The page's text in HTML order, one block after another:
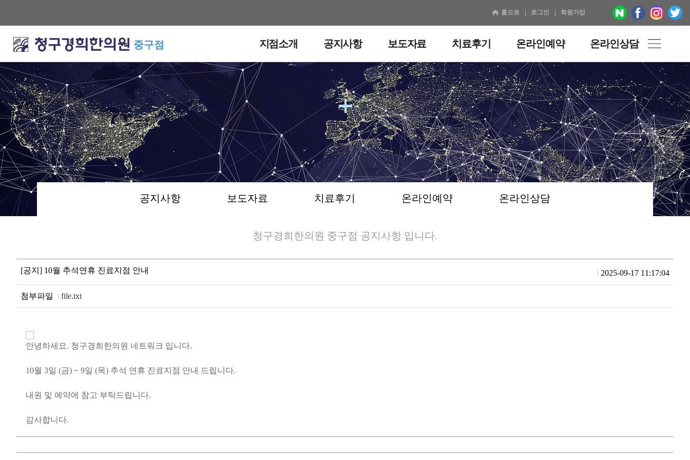
홈으로 로그인 회원가입
중구점 지점소개 공지사항 보도자료 치료후기 온라인예약 온라인상담
공지사항 보도자료 치료후기 온라인예약 온라인상담
공지사항
청구경희한의원 중구점 공지사항 입니다.
[공지] 10월 추석연휴 진료지점 안내 2025-09-17 11:17:04
첨부파일 file.txt
안녕하세요. 청구경희한의원 네트워크 입니다.
10월 3일 (금) ~ 9일 (목) 추석 연휴 진료지점 안내 드립니다.
내원 및 예약에 참고 부탁드립니다.
감사합니다.